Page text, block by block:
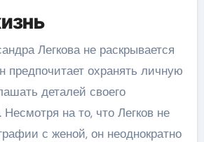
Легкова не раскрывается
предпочитает охранять личную
деталей своего
на то, что Легков не
с женой, он неоднократно